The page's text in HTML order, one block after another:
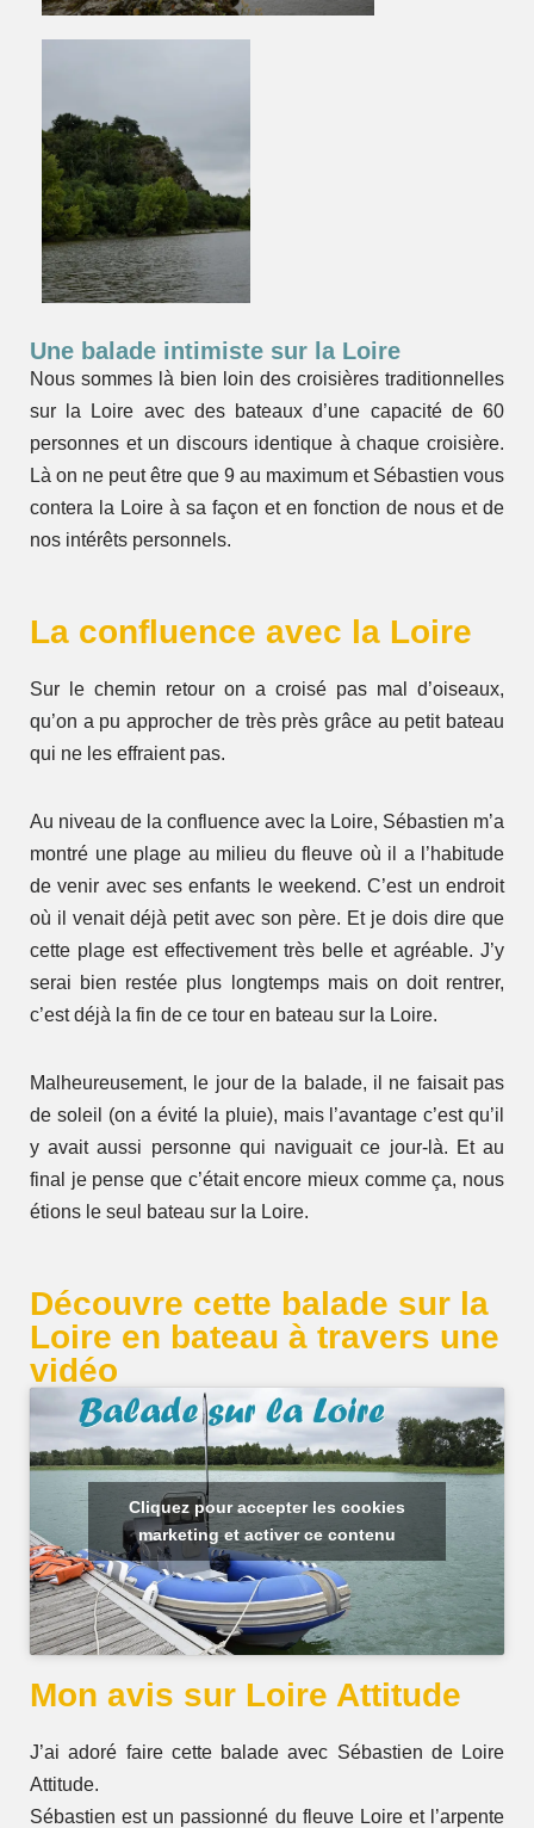
Une balade intimiste sur la Loire
Nous sommes là bien loin des croisières traditionnelles
sur la Loire avec des bateaux d’une capacité de 60
personnes et un discours identique à chaque croisière.
Là on ne peut être que 9 au maximum et Sébastien vous
contera la Loire à sa façon et en fonction de nous et de
nos intérêts personnels.
La confluence avec la Loire
Sur le chemin retour on a croisé pas mal d’oiseaux,
qu’on a pu approcher de très près grâce au petit bateau
qui ne les effraient pas.
Au niveau de la confluence avec la Loire, Sébastien m’a
montré une plage au milieu du fleuve où il a l’habitude
de venir avec ses enfants le weekend. C’est un endroit
où il venait déjà petit avec son père. Et je dois dire que
cette plage est effectivement très belle et agréable. J’y
serai bien restée plus longtemps mais on doit rentrer,
c’est déjà la fin de ce tour en bateau sur la Loire.
Malheureusement, le jour de la balade, il ne faisait pas
de soleil (on a évité la pluie), mais l’avantage c’est qu’il
y avait aussi personne qui naviguait ce jour-là. Et au
final je pense que c’était encore mieux comme ça, nous
étions le seul bateau sur la Loire.
Découvre cette balade sur la
Loire en bateau à travers une
vidéo
Cliquez pour accepter les cookies
marketing et activer ce contenu
Mon avis sur Loire Attitude
J’ai adoré faire cette balade avec Sébastien de Loire
Attitude.
Sébastien est un passionné du fleuve Loire et l’arpente